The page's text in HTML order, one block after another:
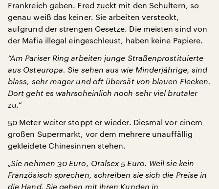
Frankreich geben. Fred zuckt mit den Schultern, so
genau weiß das keiner. Sie arbeiten versteckt,
aufgrund der strengen Gesetze. Die meisten sind von
der Mafia illegal eingeschleust, haben keine Papiere.
“Am Pariser Ring arbeiten junge Straßenprostituierte
aus Osteuropa. Sie sehen aus wie Minderjährige, sind
blass, sehr mager und oft übersät von blauen Flecken.
Dort geht es wahrscheinlich noch sehr viel brutaler
zu.“
50 Meter weiter stoppt er wieder. Diesmal vor einem
großen Supermarkt, vor dem mehrere unauffällig
gekleidete Chinesinnen stehen.
„Sie nehmen 30 Euro, Oralsex 5 Euro. Weil sie kein
Französisch sprechen, schreiben sie sich die Preise in
die Hand. Sie gehen mit ihren Kunden in